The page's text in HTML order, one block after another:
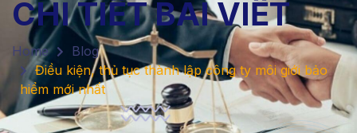
CHI TIẾT BÀI VIẾT
Home
Blog
Điều kiện, thủ tục thành lập công ty môi giới bảo
hiểm mới nhất